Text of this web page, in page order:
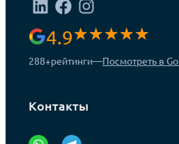
4.9
288+рейтинги—Посмотреть в
Контакты